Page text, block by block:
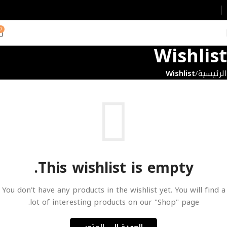
Wishlist
الرئيسية Wishlist
This wishlist is empty.
You don't have any products in the wishlist yet. You will find a
lot of interesting products on our "Shop" page.